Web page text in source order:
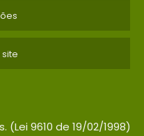
9610 de 19/02/1998)